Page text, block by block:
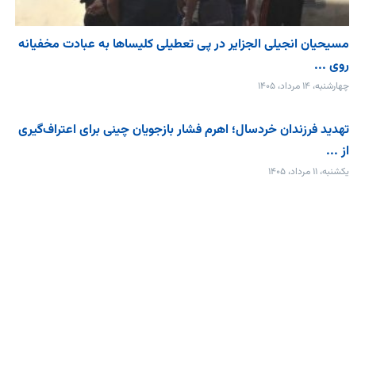
مسیحیان انجیلی الجزایر در پی تعطیلی کلیساها به عبادت مخفیانه
روی ...
چهارشنبه، ۱۴ مرداد، ۱۴۰۵
تهدید فرزندان خردسال؛ اهرم فشار بازجویان چینی برای اعتراف‌گیری
از ...
یکشنبه، ۱۱ مرداد، ۱۴۰۵